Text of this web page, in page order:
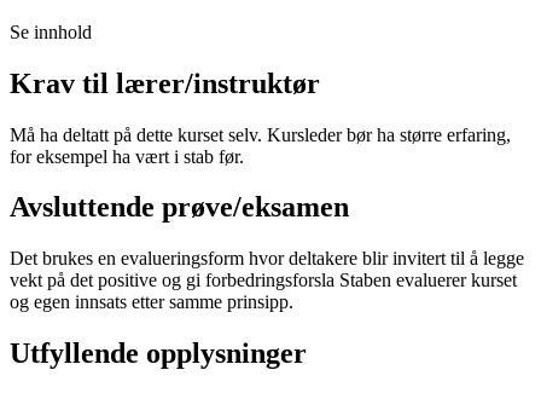
Se innhold
Krav til lærer/instruktør
Må ha deltatt på dette kurset selv. Kursleder bør ha større erfaring,
for eksempel ha vært i stab før.
Avsluttende prøve/eksamen
Det brukes en evalueringsform hvor deltakere blir invitert til å legge
vekt på det positive og gi forbedringsforsla Staben evaluerer kurset
og egen innsats etter samme prinsipp.
Utfyllende opplysninger